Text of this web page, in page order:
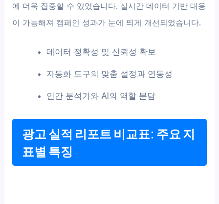
에 더욱 집중할 수 있었습니다. 실시간 데이터 기반 대응
이 가능해져 캠페인 성과가 눈에 띄게 개선되었습니다.
데이터 정확성 및 신뢰성 확보
자동화 도구의 맞춤 설정과 연동성
인간 분석가와 AI의 역할 분담
광고 실적 리포트 비교표: 주요 지
표별 특징